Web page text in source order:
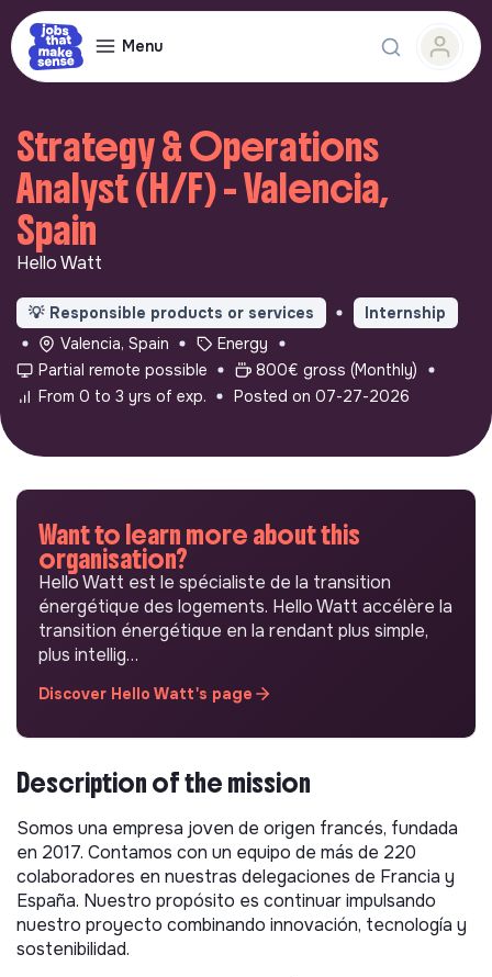
Menu
Strategy & Operations
Analyst (H/F) - Valencia,
Spain
Hello Watt
💡 Responsible products or services
Internship
Valencia, Spain
Energy
Partial remote possible
800€ gross (Monthly)
From 0 to 3 yrs of exp.
Posted on 07-27-2026
Want to learn more about this
organisation?
Hello Watt est le spécialiste de la transition
énergétique des logements. Hello Watt accélère la
transition énergétique en la rendant plus simple,
plus intellig…
Discover Hello Watt's page
Description of the mission
Somos una empresa joven de origen francés, fundada
en 2017. Contamos con un equipo de más de 220
colaboradores en nuestras delegaciones de Francia y
España. Nuestro propósito es continuar impulsando
nuestro proyecto combinando innovación, tecnología y
sostenibilidad.